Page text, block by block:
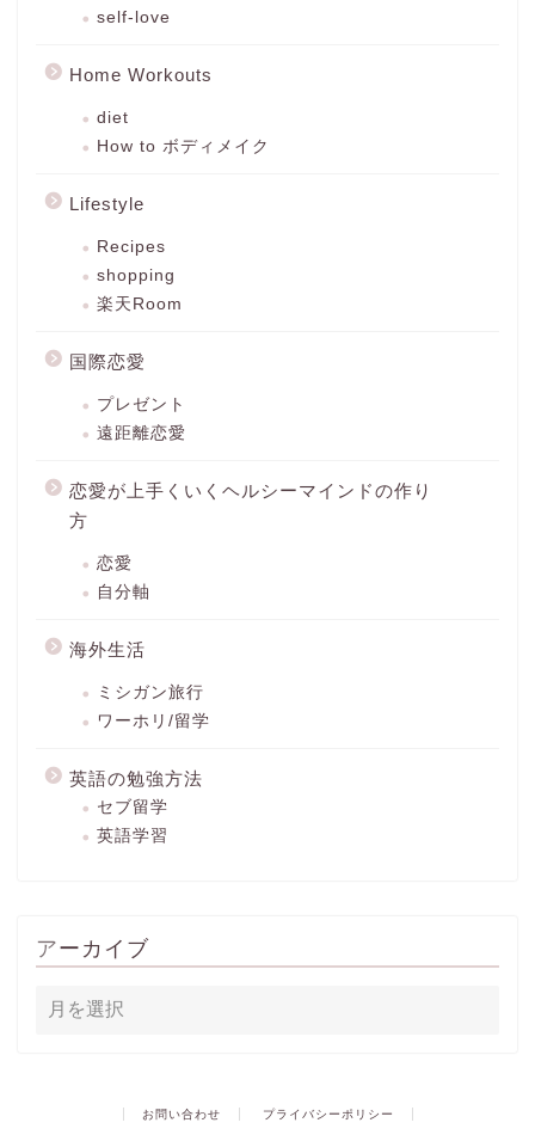
self-love
Home Workouts
diet
How to ボディメイク
Lifestyle
Recipes
shopping
楽天Room
国際恋愛
プレゼント
遠距離恋愛
恋愛が上手くいくヘルシーマインドの作り
方
恋愛
自分軸
海外生活
ミシガン旅行
ワーホリ/留学
英語の勉強方法
セブ留学
英語学習
アーカイブ
お問い合わせ プライバシーポリシー